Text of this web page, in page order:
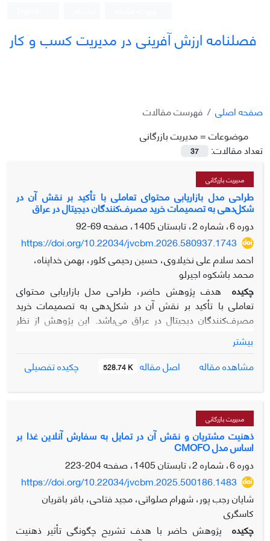
فصلنامه ارزش آفرینی در مدیریت کسب و کار
صفحه اصلی
فهرست مقالات
موضوعات =مدیریت بازرگانی
تعداد مقالات:
37
مدیریت بازرگانی
طراحی مدل بازاریابی محتوای تعاملی با تأکید بر نقش آن در
شکل‌دهی به تصمیمات خرید مصرف‌کنندگان دیجیتال در عراق
دوره 6، شماره 2، تابستان 1405، صفحه
69-92
https://doi.org/10.22034/jvcbm.2026.580937.1743
احمد سلام علی نخیلاوی، حسین رحیمی کلور، بهمن خداپناه،
محمد باشکوه اجیرلو
چکیده
هدف پژوهش حاضر، طراحی مدل بازاریابی محتوای
تعاملی با تأکید بر نقش آن در شکل‌دهی به تصمیمات خرید
مصرف‌کنندگان دیجیتال در عراق می‌باشد. این پژوهش از نظر
هدف کاربردی و از نظر شیوه اجرا، کیفی؛ استراتژی مورد نظر
اکتشافی و روش مورد نظر تحلیل مضمون می‌باشد. جامعه
پژوهش شامل 21 نفر از اعضای هیات‌علمی و خبرگان حوزه
بازاریابی دیجیتال و تعاملی در عراق می‎باشد که براساس نمونه‌گیری
هدفمند و با استفاده از تکنیک اشباع داده‌ها انتخاب شدند. ابزار
گردآوری داده‌ها مصاحبه عمیق نیمه‌ساختاریافته می‌باشد. برای
تجزیه و تحلیل داده‌ها از روش تحلیل مضمون و از نرم افزار
MAXQDA استفاده شد. یافته‌های تحلیل شبکة مضامین نشان
مؤلفه‌ها و مقوله‌های بازاریابی محتوای تعاملی با تأکید بر نقش
آن در شکل‌دهی به تصمیمات خرید مصرف‌کنندگان دیجیتال
هستند. مضامین (سازمان‌دهنده) در قالب ‌6 بعد ارائه شد که
عبارت‌اند از: عوامل استراتژیک، عوامل مصرف کننده، عوامل برند،
نگرش ارزش آفرینی مصرف کننده، استراتژی شخصی‌ سازی
محتوا، پاسخگویی و بازخورد به‌دست آمد. نتایج نشان داد که
بیشتر
مشاهده مقاله
اصل مقاله 528.74 K چکیده تفصیلی
مدیریت بازرگانی
ذهنیت مشتریان و نقش آن در تمایل به سفارش آنلاین غذا بر
اساس مدل CMOFO
دوره 6، شماره 2، تابستان 1405، صفحه
204-223
https://doi.org/10.22034/jvcbm.2025.500186.1483
شایان رجب پور، شهرام صلواتی، مجید فتاحی، باقر باقریان
کاسگری
چکیده
پژوهش حاضر با هدف تشریح چگونگی تأثیر ذهنیت